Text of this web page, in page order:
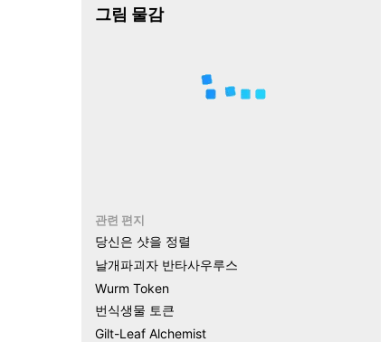
그림 물감
관련 편지
당신은 샷을 정렬
날개파괴자 반타사우루스
Wurm Token
번식생물 토큰
Gilt-Leaf Alchemist